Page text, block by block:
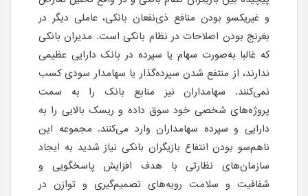
و غیریکسو بودن منافع ذی‌نفعان بانکی، عاملی دیگر در
بغرنج بودن اصلاحات در نظام بانکی است. مدیران بانکی
که غالبا به‌صورت سهام یا سپرده در بانک دارایی عظیمی
ندارند، از منتفع شدن سپرده‌گذار یا سهامدار سودی کسب
نمی‌کنند. سهامداران نیز منابع بانک را به سمت
پروژه‌های شخصی خود سوق داده و ریسک بالایی را به
دارایی و سپرده سهامداران وارد می‌کنند. مجموعه این
ناهم‌سو بودن انتفاع بازیگران بانکی نیاز شدید به ایجاد
سازمان‌های نظارتی با هدف افزایش پاسخگویی و
شفافیت و سلامت رویه‌های تصمیم‌گیری و توازن در